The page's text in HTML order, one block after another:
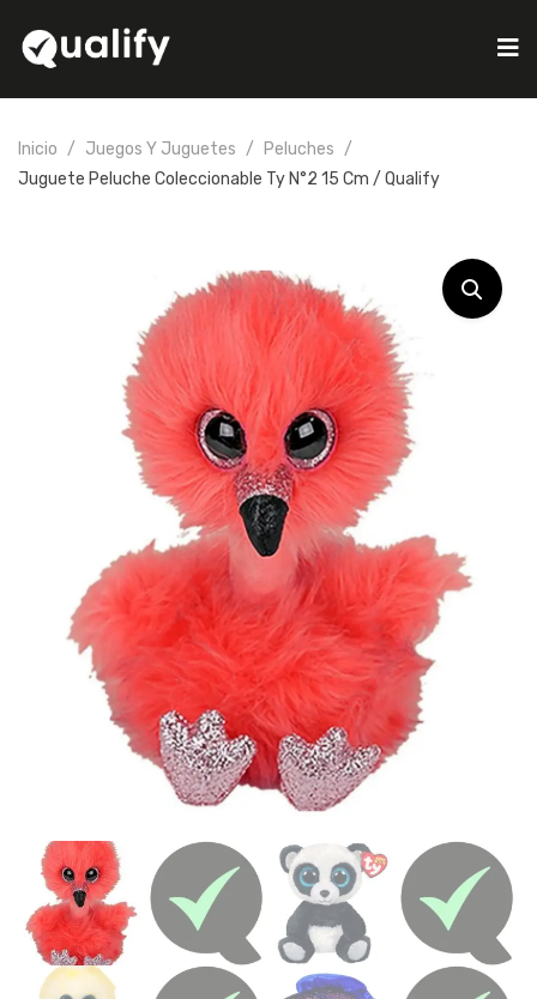
Inicio Juegos Y Juguetes
Peluches
Juguete Peluche Coleccionable Ty N°2 15 Cm / Qualify